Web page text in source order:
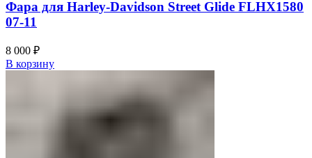
Фара для Harley-Davidson Street Glide FLHX1580
07-11
8 000 ₽
В корзину